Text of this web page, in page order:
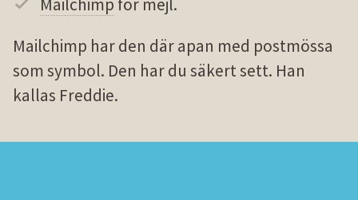
Mailchimp för mejl.
Mailchimp har den där apan med postmössa
som symbol. Den har du säkert sett. Han
kallas Freddie.